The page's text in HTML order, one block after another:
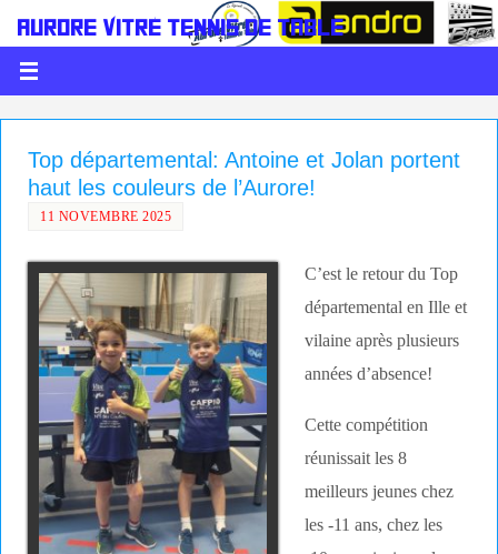
AURORE VITRÉ TENNIS DE TABLE
LE PING C'EST DE LA BALLE
Top départemental: Antoine et Jolan portent
haut les couleurs de l’Aurore!
11 NOVEMBRE 2025
C’est le retour du Top
départemental en Ille et
vilaine après plusieurs
années d’absence!
Cette compétition
réunissait les 8
meilleurs jeunes chez
les -11 ans, chez les